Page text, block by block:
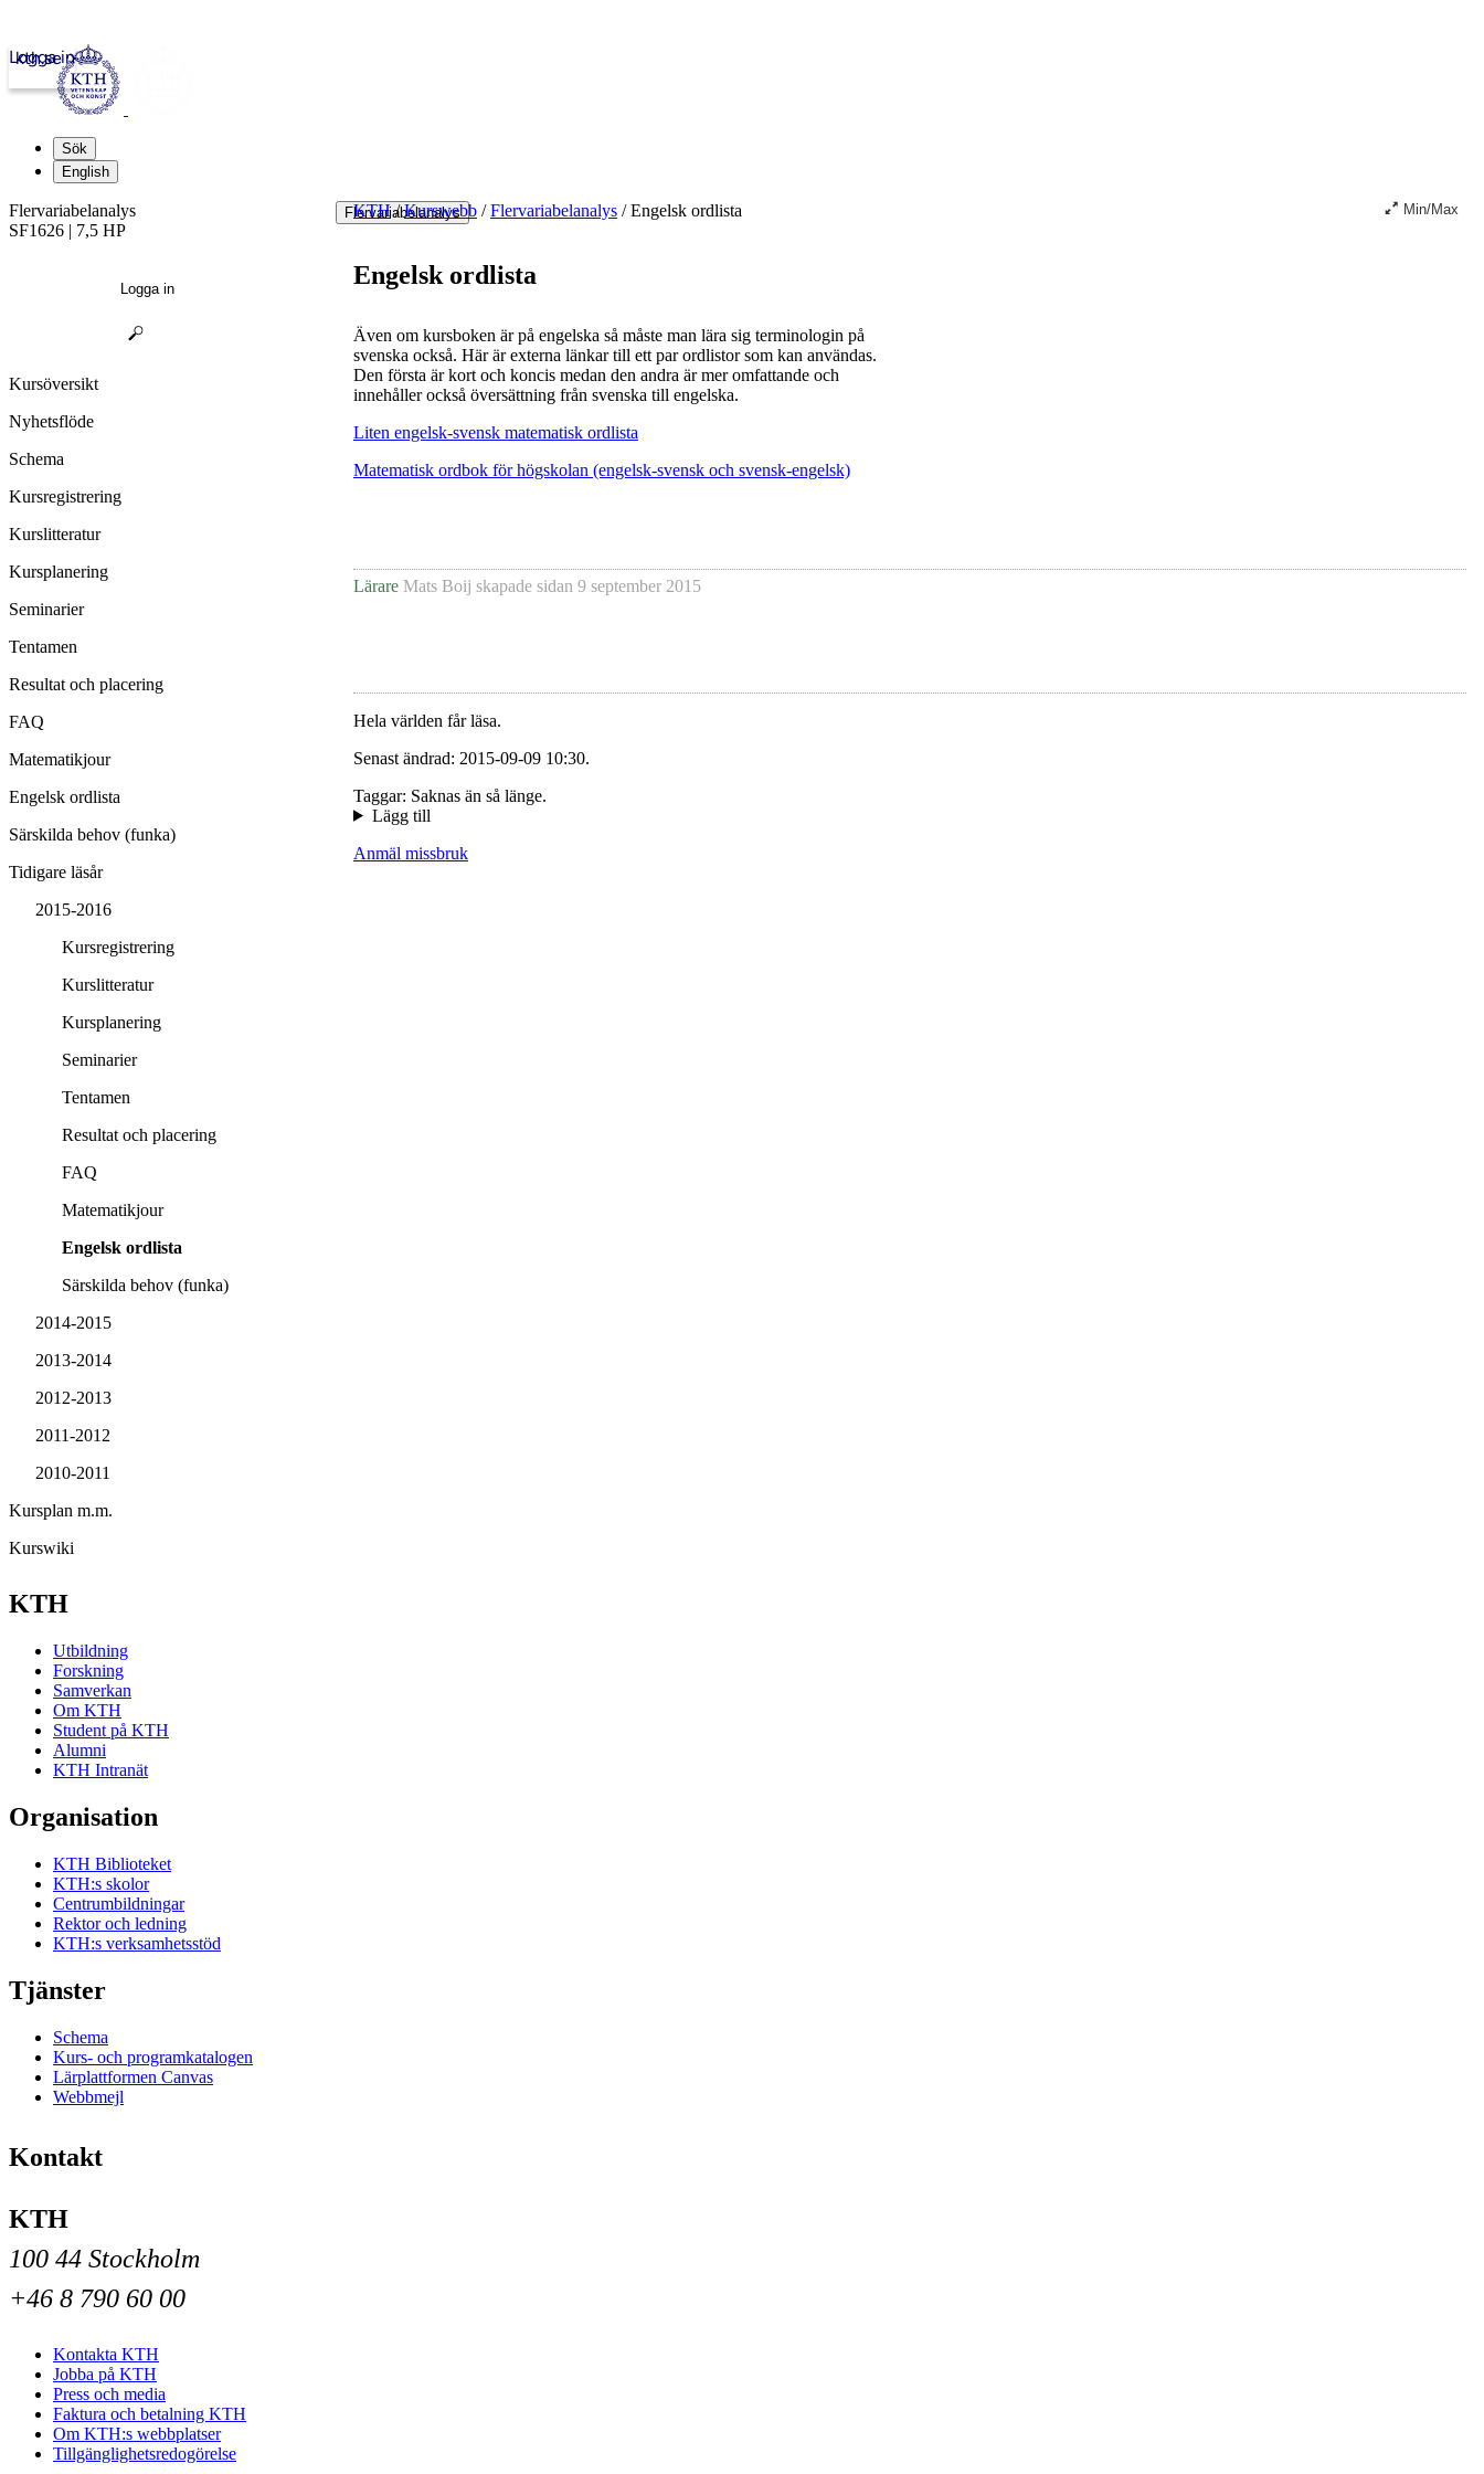
kth.se
Logga in
Sök
English
Flervariabelanalys
KTH / Kurswebb / Flervariabelanalys /Engelsk ordlista Min/Max
Engelsk ordlista
Även om kursboken är på engelska så måste man lära sig terminologin på
svenska också. Här är externa länkar till ett par ordlistor som kan användas.
Den första är kort och koncis medan den andra är mer omfattande och
innehåller också översättning från svenska till engelska.
Liten engelsk-svensk matematisk ordlista
Matematisk ordbok för högskolan (engelsk-svensk och svensk-engelsk)
Lärare Mats Boij skapade sidan 9 september 2015
Hela världen får läsa.
Senast ändrad: 2015-09-09 10:30.
Taggar: Saknas än så länge.
Lägg till
Anmäl missbruk
Flervariabelanalys
SF1626 | 7,5 HP
Logga in
Kursöversikt
Nyhetsflöde
Schema
Kursregistrering
Kurslitteratur
Kursplanering
Seminarier
Tentamen
Resultat och placering
FAQ
Matematikjour
Engelsk ordlista
Särskilda behov (funka)
Tidigare läsår
2015-2016
Kursregistrering
Kurslitteratur
Kursplanering
Seminarier
Tentamen
Resultat och placering
FAQ
Matematikjour
Engelsk ordlista
Särskilda behov (funka)
2014-2015
2013-2014
2012-2013
2011-2012
2010-2011
Kursplan m.m.
Kurswiki
KTH
Utbildning
Forskning
Samverkan
Om KTH
Student på KTH
Alumni
KTH Intranät
Organisation
KTH Biblioteket
KTH:s skolor
Centrumbildningar
Rektor och ledning
KTH:s verksamhetsstöd
Tjänster
Schema
Kurs- och programkatalogen
Lärplattformen Canvas
Webbmejl
Kontakt
KTH
100 44 Stockholm
+46 8 790 60 00
Kontakta KTH
Jobba på KTH
Press och media
Faktura och betalning KTH
Om KTH:s webbplatser
Tillgänglighetsredogörelse